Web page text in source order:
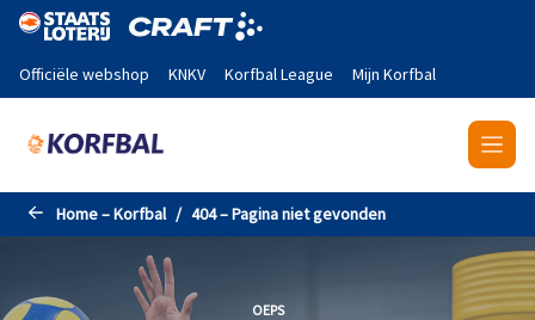
Naar de hoofdinhoud gaan
Officiële webshop KNKV Korfbal League Mijn Korfbal
Home – Korfbal 404 – Pagina niet gevonden
OEPS